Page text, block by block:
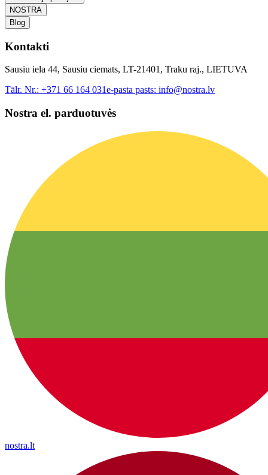
NOSTRA
Blog
Kontakti
Sausiu iela 44, Sausiu ciemats, LT-21401, Traku raj., LIETUVA
Tālr. Nr.: +371 66 164 031e-pasta pasts: info@nostra.lv
Nostra el. parduotuvės
nostra.lt